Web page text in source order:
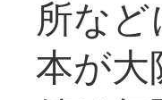
所な
本が大